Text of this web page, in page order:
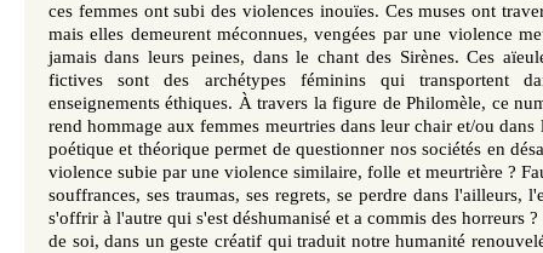
ces femmes ont subi des violences inouïes. Ces muses ont
mais elles demeurent méconnues, vengées par une violence
jamais dans leurs peines, dans le chant des Sirènes. Ces
fictives sont des archétypes féminins qui transportent
enseignements éthiques. À travers la figure de Philomèle, ce
rend hommage aux femmes meurtries dans leur chair et/ou dans
poétique et théorique permet de questionner nos sociétés en
violence subie par une violence similaire, folle et meurtrière ?
souffrances, ses traumas, ses regrets, se perdre dans l'ailleurs,
s'offrir à l'autre qui s'est déshumanisé et a commis des horreurs
de soi, dans un geste créatif qui traduit notre humanité